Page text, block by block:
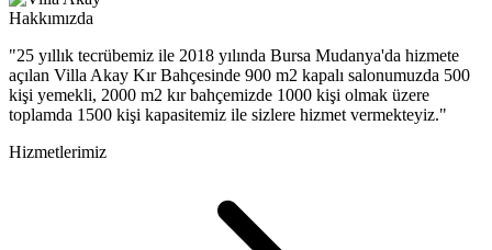
Hakkımızda
"25 yıllık tecrübemiz ile 2018 yılında Bursa Mudanya'da hizmete
açılan Villa Akay Kır Bahçesinde 900 m2 kapalı salonumuzda 500
kişi yemekli, 2000 m2 kır bahçemizde 1000 kişi olmak üzere
toplamda 1500 kişi kapasitemiz ile sizlere hizmet vermekteyiz."
Hizmetlerimiz